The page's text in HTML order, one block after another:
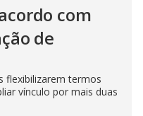
com
de
flexibilizarem termos
vínculo por mais duas